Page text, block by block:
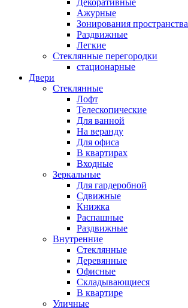
Декоративные
Ажурные
Зонирования пространства
Раздвижные
Легкие
Стеклянные перегородки
стационарные
Двери
Стеклянные
Лофт
Телескопические
Для ванной
На веранду
Для офиса
В квартирах
Входные
Зеркальные
Для гардеробной
Сдвижные
Книжка
Распашные
Раздвижные
Внутренние
Стеклянные
Деревянные
Офисные
Складывающиеся
В квартире
Уличные